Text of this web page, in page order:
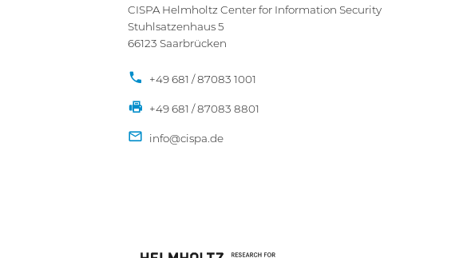
CISPA Helmholtz Center for Information Security
Stuhlsatzenhaus 5
66123 Saarbrücken
+49 681 / 87083 1001
+49 681 / 87083 8801